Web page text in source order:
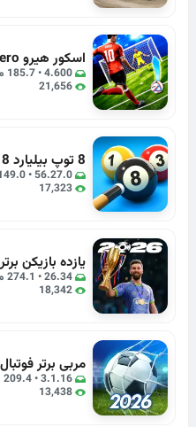
اسکور هیرو Score Hero
4.600 • 185.7 مگابایت
21,656
8 توپ بیلیارد 8 Ball Pool
56.27.0 • 149.0 مگابایت
17,323
یازده بازیکن برتر Top Eleven
26.34 • 274.1 مگابایت
18,342
3.1.16 • 209.4 مگابایت
13,438